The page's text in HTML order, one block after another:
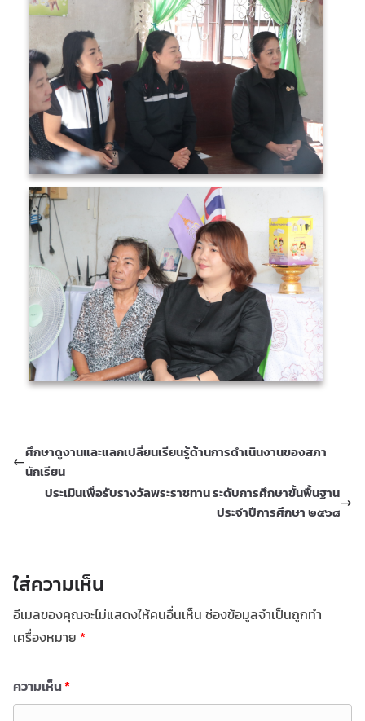
ศึกษาดูงานและแลกเปลี่ยนเรียนรู้ด้านการดำเนินงานของสภา
นักเรียน
ประเมินเพื่อรับรางวัลพระราชทาน ระดับการศึกษาขั้นพื้นฐาน
ประจำปีการศึกษา ๒๕๖๘
ใส่ความเห็น
อีเมลของคุณจะไม่แสดงให้คนอื่นเห็น ช่องข้อมูลจำเป็นถูกทำ
เครื่องหมาย *
ความเห็น*